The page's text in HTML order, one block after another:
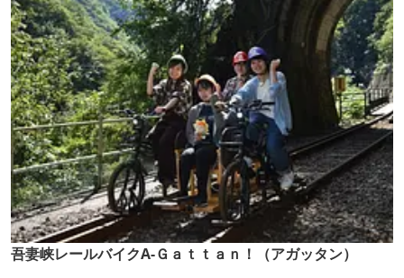
吾妻峡レールバイクA-Ｇａｔｔａｎ！（アガッタン）